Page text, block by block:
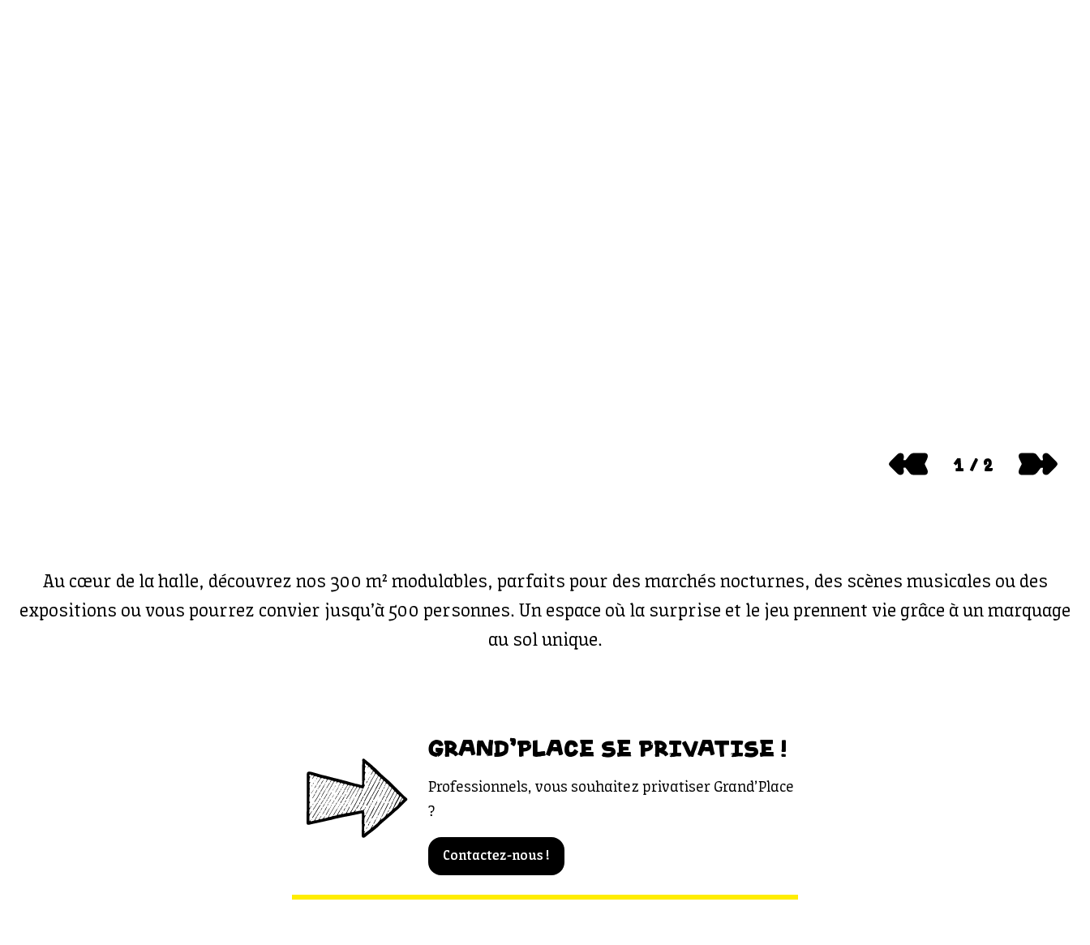
1 / 2
Au cœur de la halle, découvrez nos 300 m² modulables, parfaits pour des marchés nocturnes, des scènes musicales ou des
expositions ou vous pourrez convier jusqu’à 500 personnes. Un espace où la surprise et le jeu prennent vie grâce à un marquage
au sol unique.
GRAND'PLACE SE PRIVATISE !
Professionnels, vous souhaitez privatiser Grand’Place
?
Contactez-nous !